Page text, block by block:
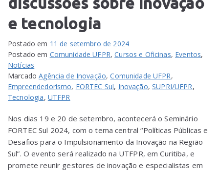
e tecnologia
Postado em 11 de setembro de 2024
Postado em Comunidade UFPR,Cursos e Oficinas, Eventos,
Notícias
MarcadoAgência de Inovação,Comunidade UFPR,
Empreendedorismo, FORTEC Sul, Inovação,SUPRI/UFPR,
Tecnologia, UTFPR
Nos dias 19 e 20 de setembro, acontecerá o Seminário
FORTEC Sul 2024, com o tema central “Políticas Públicas e
Desafios para o Impulsionamento da Inovação na Região
Sul”. O evento será realizado na UTFPR, em Curitiba, e
promete reunir gestores de inovação e especialistas em